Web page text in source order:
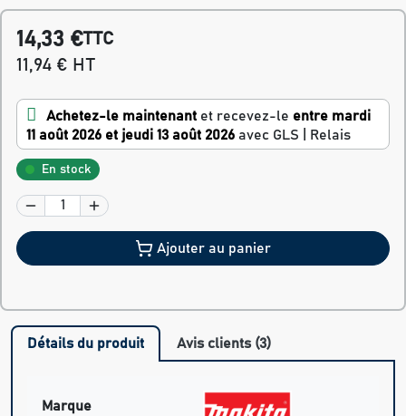
14,33 €TTC
11,94 € HT
Achetez-le maintenant et recevez-le entre mardi
11 août 2026 et jeudi 13 août 2026 avec GLS | Relais
En stock
Ajouter au panier
Détails du produit Avis clients (3)
Marque